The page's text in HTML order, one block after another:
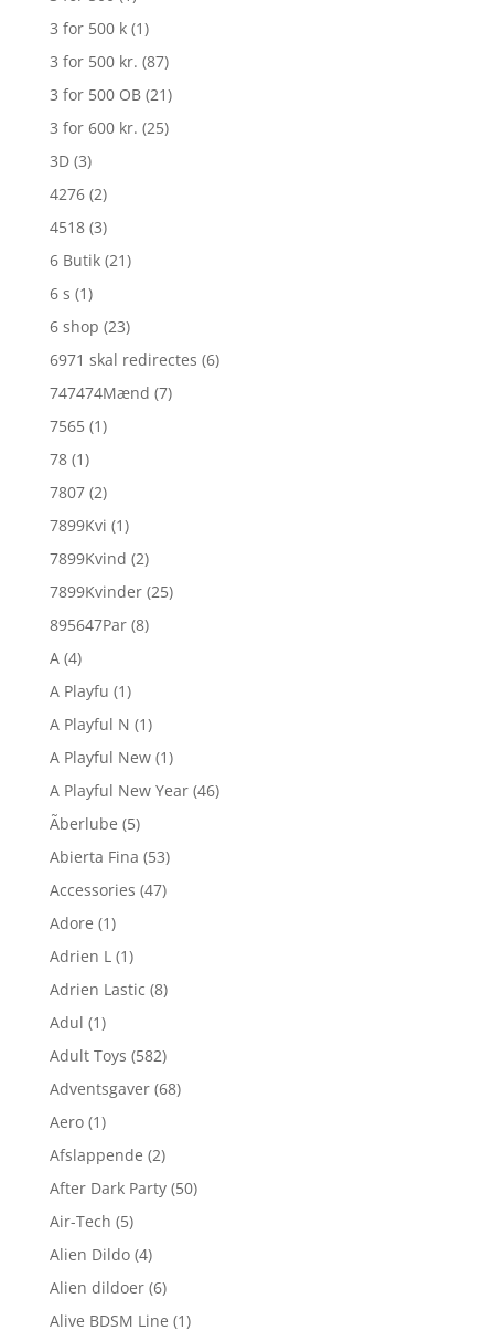
3 for 500 k (1)
3 for 500 kr. (87)
3 for 500 OB (21)
3 for 600 kr. (25)
3D (3)
4276 (2)
4518 (3)
6 Butik (21)
6 s (1)
6 shop (23)
6971 skal redirectes (6)
747474Mænd (7)
7565 (1)
78 (1)
7807 (2)
7899Kvi (1)
7899Kvind (2)
7899Kvinder (25)
895647Par (8)
A (4)
A Playfu (1)
A Playful N (1)
A Playful New (1)
A Playful New Year (46)
Ãberlube (5)
Abierta Fina (53)
Accessories (47)
Adore (1)
Adrien L (1)
Adrien Lastic (8)
Adul (1)
Adult Toys (582)
Adventsgaver (68)
Aero (1)
Afslappende (2)
After Dark Party (50)
Air-Tech (5)
Alien Dildo (4)
Alien dildoer (6)
Alive BDSM Line (1)